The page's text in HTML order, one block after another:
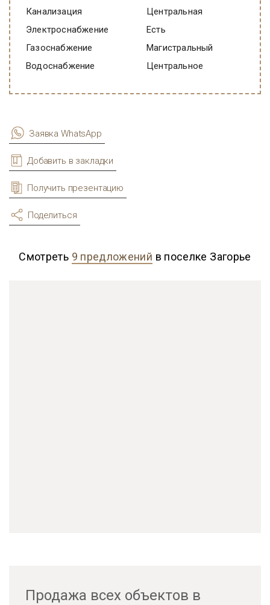
Канализация
Центральная
Электроснабжение
есть
Газоснабжение
Магистральный
Водоснабжение
Центральное
Заявка WhatsApp
Добавить в закладки
Получить презентацию
Поделиться
Смотреть 9 предложений в поселке Загорье
Продажа всех объектов в